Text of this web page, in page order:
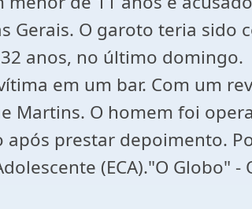
Gerais. O garoto teria
anos, no último domingo.
em um bar. Com um
Martins. O homem foi
prestar depoimento.
(ECA)."O Globo" -